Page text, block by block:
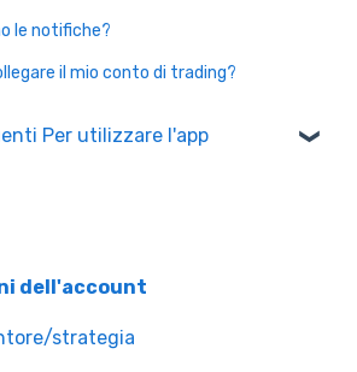
le notifiche?
il mio conto di trading?
Per utilizzare l'app
dell'account
strategia